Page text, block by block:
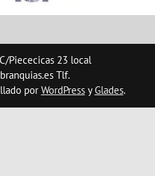
Piececicas 23 local
Tlf.
por WordPressyGlades.